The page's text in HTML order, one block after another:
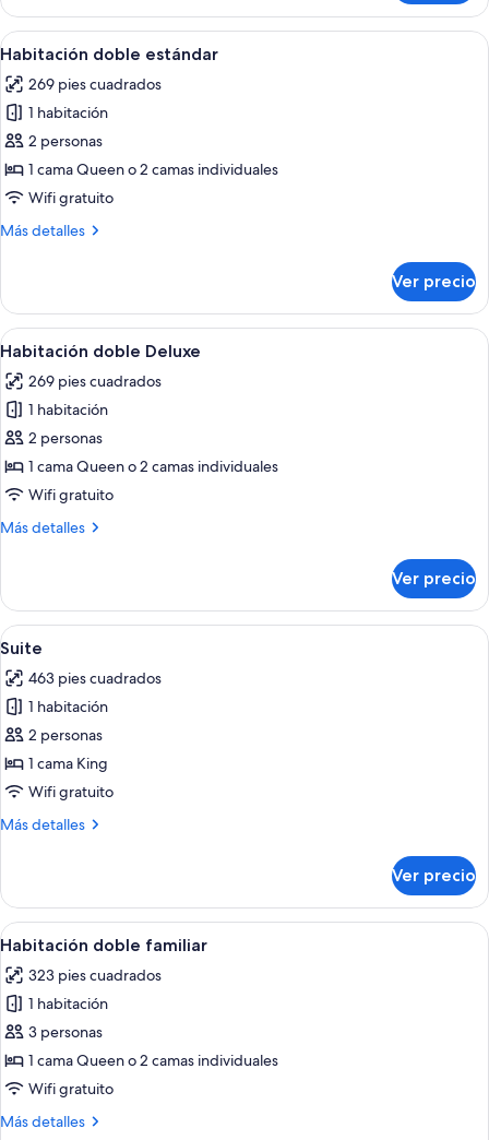
Queen
Room
Abrir
todas
las
fotos
de
Habitación
doble
Habitación doble estándar | Ropa de
13
Habitación doble estándar
269 pies cuadrados
1 habitación
2 personas
1 cama Queen o 2 camas individuales
Wifi gratuito
Más detalles
Más
doble
estándar
Ver precio
Abrir
todas
las
fotos
de
Habitación
doble
Habitación doble Deluxe | Ropa de
12
Habitación doble Deluxe
269 pies cuadrados
1 habitación
2 personas
1 cama Queen o 2 camas individuales
Wifi gratuito
Más detalles
Más
doble
Deluxe
Ver precio
Abrir
todas
las
fotos
de
Suite
Habitación de hotel con una cama
9
Suite
463 pies cuadrados
1 habitación
2 personas
1 cama King
Wifi gratuito
Más detalles
Más
Ver precio
Abrir
todas
las
fotos
de
Habitación
doble
Habitación doble familiar | Ropa de
13
Habitación doble familiar
323 pies cuadrados
1 habitación
3 personas
1 cama Queen o 2 camas individuales
Wifi gratuito
Más detalles
Más